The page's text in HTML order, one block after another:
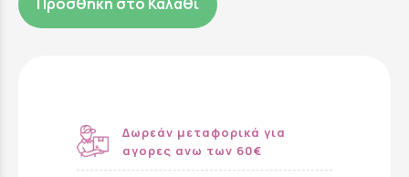
Δωρεάν μεταφορικά για
αγορες ανω των 60€